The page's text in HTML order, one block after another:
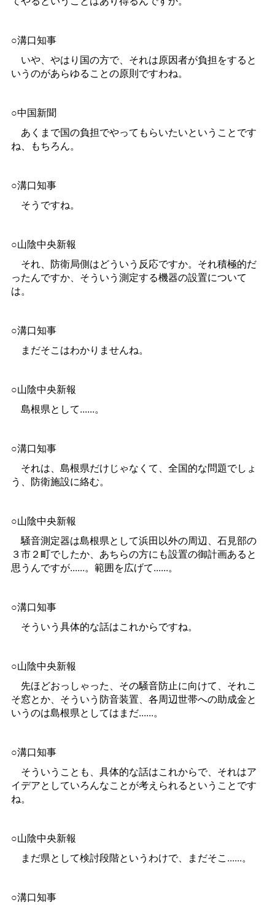
○溝口知事
いや、やはり国の方で、それは原因者が負担をすると
いうのがあらゆることの原則ですわね。
○中国新聞
あくまで国の負担でやってもらいたいということです
ね、もちろん。
○溝口知事
そうですね。
○山陰中央新報
それ、防衛局側はどういう反応ですか。それ積極的だ
ったんですか、そういう測定する機器の設置について
は。
○溝口知事
まだそこはわかりませんね。
○山陰中央新報
島根県として......。
○溝口知事
それは、島根県だけじゃなくて、全国的な問題でしょ
う、防衛施設に絡む。
○山陰中央新報
騒音測定器は島根県として浜田以外の周辺、石見部の
３市２町でしたか、あちらの方にも設置の御計画あると
思うんですが......。範囲を広げて......。
○溝口知事
そういう具体的な話はこれからですね。
○山陰中央新報
先ほどおっしゃった、その騒音防止に向けて、それこ
そ窓とか、そういう防音装置、各周辺世帯への助成金と
いうのは島根県としてはまだ......。
○溝口知事
そういうことも、具体的な話はこれからで、それはア
イデアとしていろんなことが考えられるということです
ね。
○山陰中央新報
まだ県として検討段階というわけで、まだそこ......。
○溝口知事